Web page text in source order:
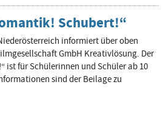
Schubert!“
informiert über oben
GmbH Kreativlösung. Der
ist für Schülerinnen und Schüler ab 10
sind der Beilage zu